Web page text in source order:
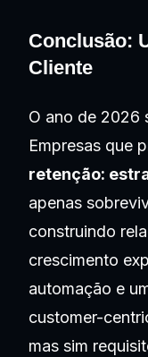
Conclusão:
Cliente
O ano de 2026
Empresas que
retenção:
apenas
construindo
crescimento
automação e
customer-
mas sim